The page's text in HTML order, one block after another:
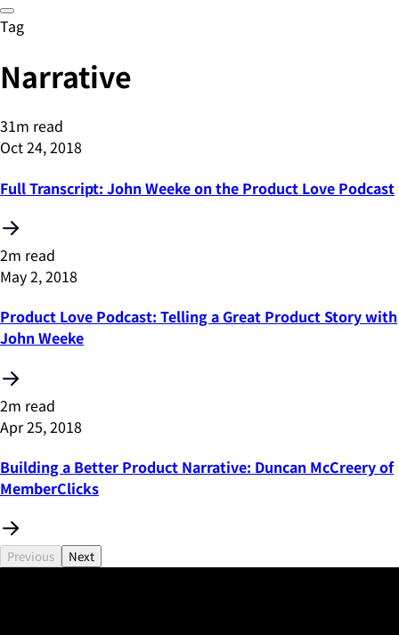
Tag
Narrative
31m read
Oct 24, 2018
Full Transcript: John Weeke on the Product Love Podcast
2m read
May 2, 2018
Product Love Podcast: Telling a Great Product Story with
John Weeke
2m read
Apr 25, 2018
Building a Better Product Narrative: Duncan McCreery of
MemberClicks
Previous Next